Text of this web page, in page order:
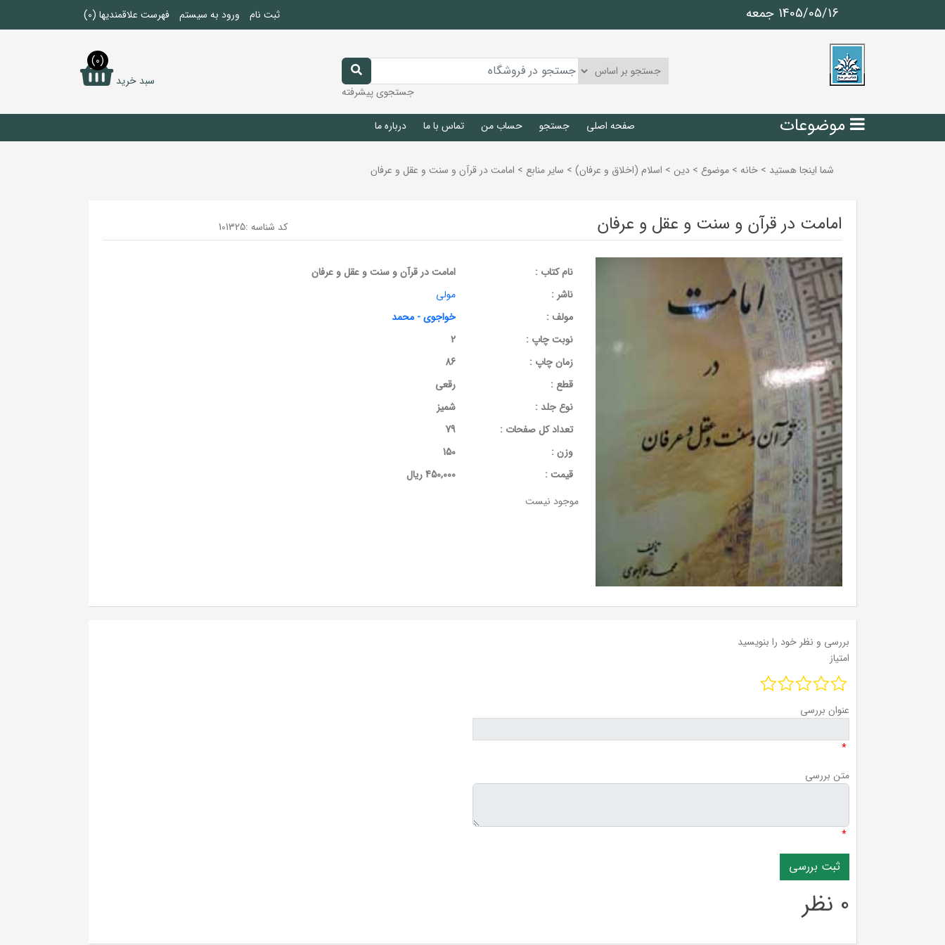
1405/05/16 جمعه ثبت نام ورود به سیستم فهرست علاقمندیها (0)
جستجوی پیشرفته
سبد خرید
(0)
موضوعات صفحه اصلی جستجو حساب من تماس با ما درباره ما
شما اینجا هستید > خانه > موضوع > دين > اسلام (اخلاق و عرفان) > ساير منابع > امامت در قرآن و سنت و عقل و عرفان
امامت در قرآن و سنت و عقل و عرفان کد شناسه :101325
نام کتاب :
امامت در قرآن و سنت و عقل و عرفان
ناشر :
مولی
مولف :
خواجوی - محمد
نوبت چاپ :
2
زمان چاپ :
86
قطع :
رقعی
نوع جلد :
شمیز
تعداد کل صفحات :
79
وزن :
150
قيمت :
450,000 ریال
موجود نیست
بررسی و نظر خود را بنویسید
امتیاز
عنوان بررسی
*
متن بررسی
*
0 نظر